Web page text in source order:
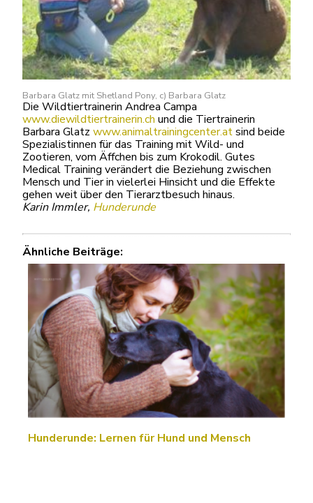
Barbara Glatz mit Shetland Pony, c) Barbara Glatz
Die Wildtiertrainerin Andrea Campa
www.diewildtiertrainerin.ch und die Tiertrainerin
Barbara Glatz www.animaltrainingcenter.atsind beide
Spezialistinnen für das Training mit Wild- und
Zootieren, vom Äffchen bis zum Krokodil. Gutes
Medical Training verändert die Beziehung zwischen
Mensch und Tier in vielerlei Hinsicht und die Effekte
gehen weit über den Tierarztbesuch hinaus.
Karin Immler, Hunderunde
Ähnliche Beiträge:
Hunderunde: Lernen für Hund und Mensch